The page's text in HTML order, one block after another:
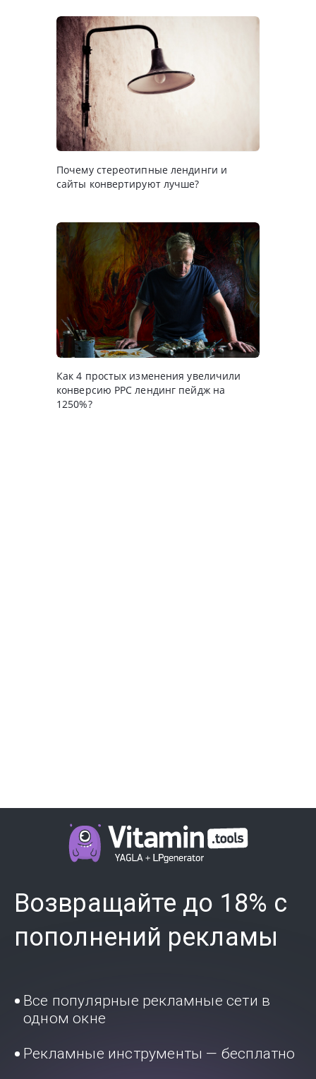
Почему стереотипныe лендинги и
сайты конвертируют лучше?
Как 4 простых изменения увеличили
конверсию PPC лендинг пейдж на
1250%?
Возвращайте до 18% с
пополнений рекламы
Все популярные рекламные сети в
одном окне
Рекламные инструменты — бесплатно